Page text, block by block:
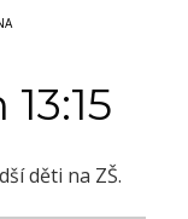
děti na ZŠ.